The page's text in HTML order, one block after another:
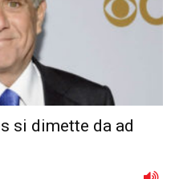
si dimette da ad